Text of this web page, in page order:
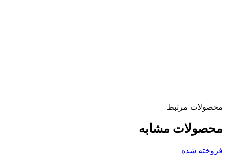
محصولات مرتبط
محصولات مشابه
فروخته شده